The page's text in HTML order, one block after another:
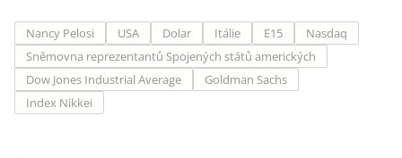
Nancy Pelosi USA Dolar Itálie E15
Nasdaq
Sněmovna reprezentantů Spojených států amerických
Dow Jones Industrial Average
Goldman Sachs
Index Nikkei